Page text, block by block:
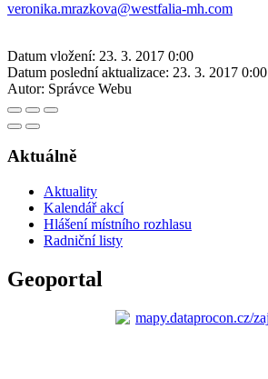
veronika.mrazkova@westfalia-mh.com
Datum vložení: 23. 3. 2017 0:00
Datum poslední aktualizace: 23. 3. 2017 0:00
Autor: Správce Webu
Aktuálně
Aktuality
Kalendář akcí
Hlášení místního rozhlasu
Radniční listy
Geoportal